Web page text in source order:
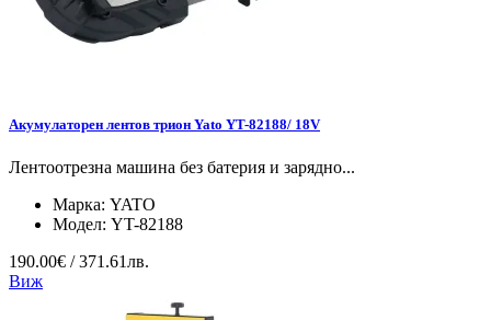
Акумулаторен лентов трион Yato YT-82188/ 18V
Лентоотрезна машина без батерия и зарядно...
Марка: YATO
Модел: YT-82188
190.00€ / 371.61лв.
Виж